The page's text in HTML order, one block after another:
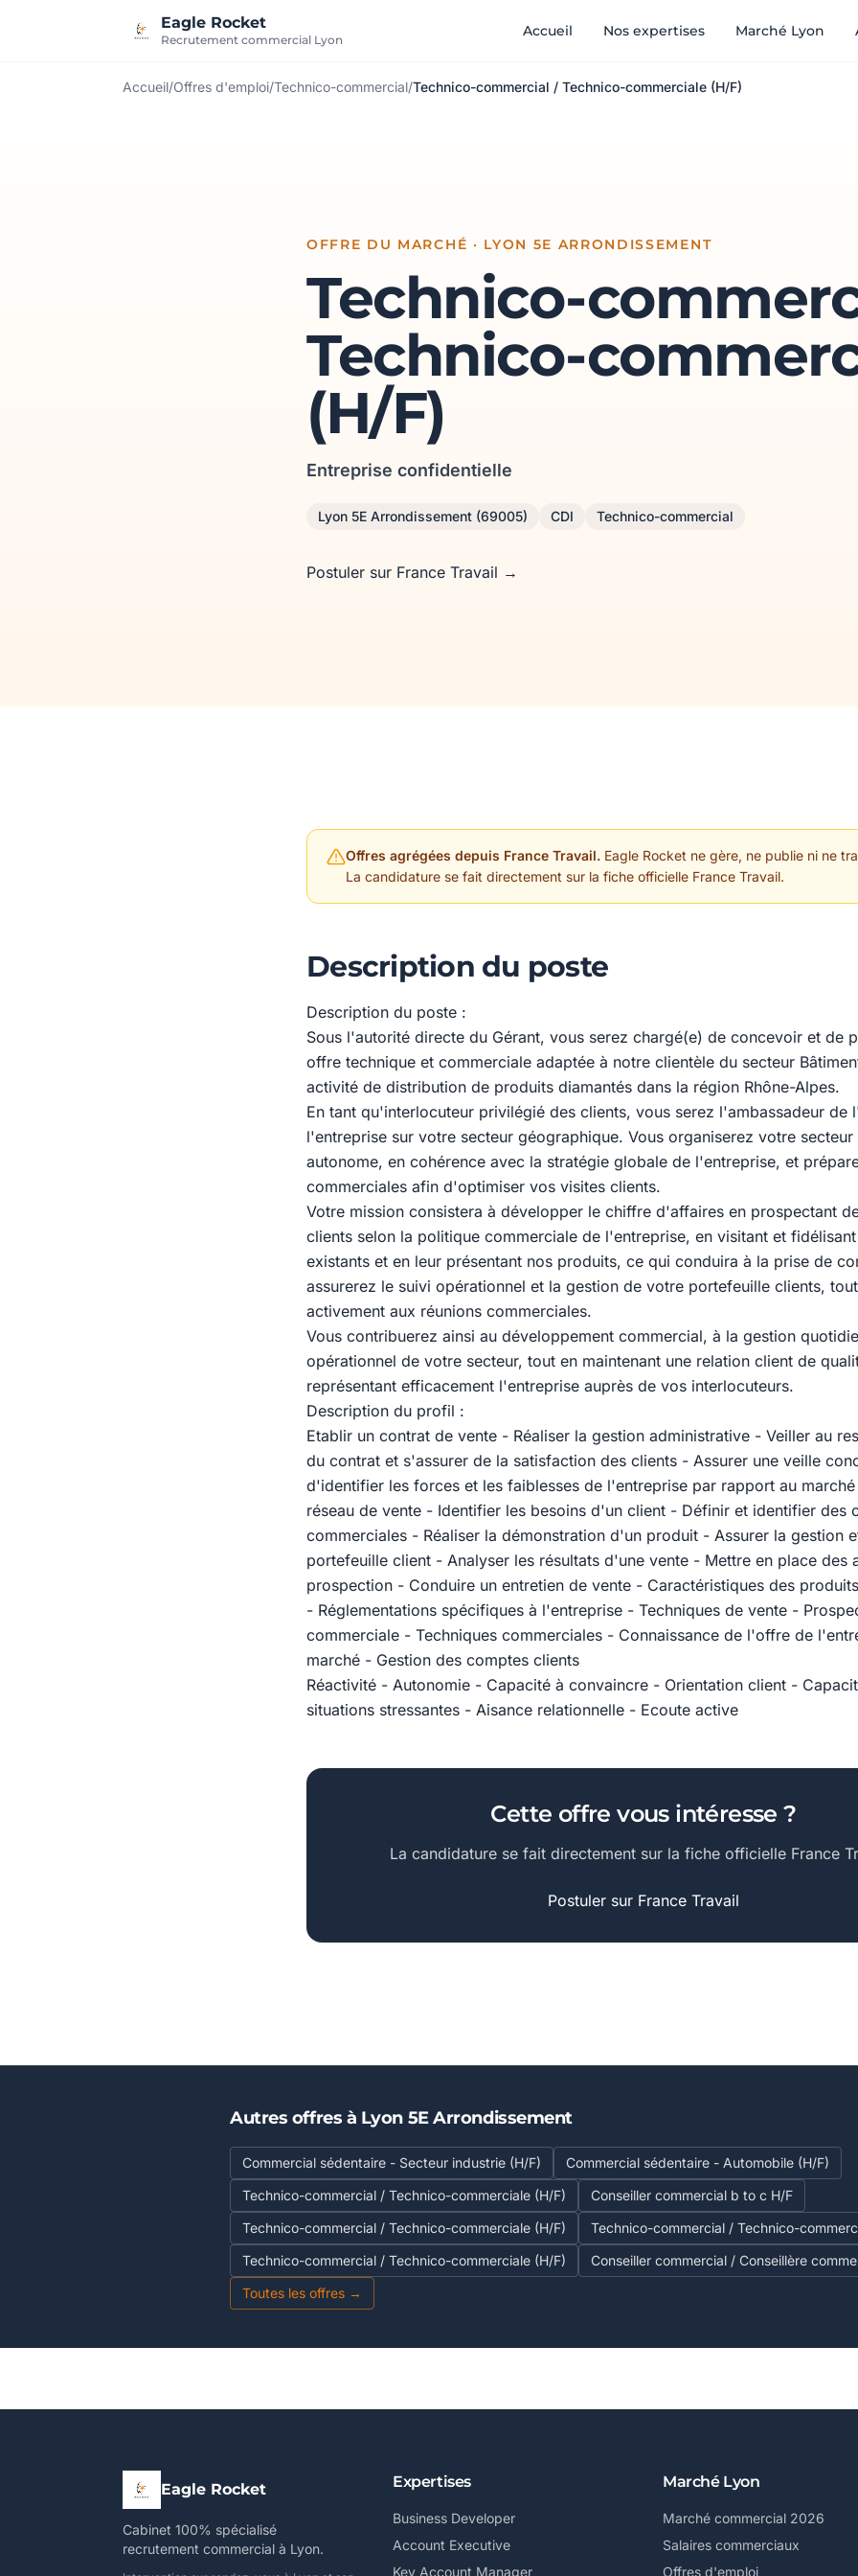
Eagle Rocket
Recrutement commercial Lyon
Accueil Nos expertises Marché Lyon
Accueil/Offres d'emploi/Technico-commercial/Technico-commercial / Technico-commerciale (H/F)
OFFRE DU MARCHÉ · LYON 5E ARRONDISSEMENT
Technico-
Technico-
(H/F)
Entreprise confidentielle
Lyon 5E Arrondissement (69005) CDI Technico-commercial
Postuler sur France Travail →
Offres agrégées depuis France Travail. Eagle Rocket ne gère, ne publie ni ne
La candidature se fait directement sur la fiche officielle France Travail.
Description du poste
Description du poste :
Sous l'autorité directe du Gérant, vous serez chargé(e) de concevoir et de
offre technique et commerciale adaptée à notre clientèle du secteur
activité de distribution de produits diamantés dans la région Rhône-Alpes.
En tant qu'interlocuteur privilégié des clients, vous serez l'ambassadeur de
l'entreprise sur votre secteur géographique. Vous organiserez votre secteur
autonome, en cohérence avec la stratégie globale de l'entreprise, et
commerciales afin d'optimiser vos visites clients.
Votre mission consistera à développer le chiffre d'affaires en prospectant
clients selon la politique commerciale de l'entreprise, en visitant et
existants et en leur présentant nos produits, ce qui conduira à la prise de
assurerez le suivi opérationnel et la gestion de votre portefeuille clients,
activement aux réunions commerciales.
Vous contribuerez ainsi au développement commercial, à la gestion
opérationnel de votre secteur, tout en maintenant une relation client de
représentant efficacement l'entreprise auprès de vos interlocuteurs.
Description du profil :
Etablir un contrat de vente - Réaliser la gestion administrative - Veiller au
du contrat et s'assurer de la satisfaction des clients - Assurer une veille
d'identifier les forces et les faiblesses de l'entreprise par rapport au
réseau de vente - Identifier les besoins d'un client - Définir et identifier des
commerciales - Réaliser la démonstration d'un produit - Assurer la gestion
portefeuille client - Analyser les résultats d'une vente - Mettre en place des
prospection - Conduire un entretien de vente - Caractéristiques des
- Réglementations spécifiques à l'entreprise - Techniques de vente -
commerciale - Techniques commerciales - Connaissance de l'offre de
marché - Gestion des comptes clients
Réactivité - Autonomie - Capacité à convaincre - Orientation client -
situations stressantes - Aisance relationnelle - Ecoute active
Cette offre vous intéresse ?
La candidature se fait directement sur la fiche officielle France
Postuler sur France Travail
Autres offres à Lyon 5E Arrondissement
Commercial sédentaire - Secteur industrie (H/F)
Commercial sédentaire - Automobile (H/F)
Technico-commercial / Technico-commerciale (H/F)
Conseiller commercial b to c H/F
Technico-commercial / Technico-commerciale (H/F)
Technico-commercial / Technico-
Technico-commercial / Technico-commerciale (H/F)
Conseiller commercial / Conseillère
Toutes les offres →
Eagle Rocket
Cabinet 100% spécialisé
recrutement commercial à Lyon.
Expertises
Business Developer
Account Executive
Key Account Manager
Marché Lyon
Marché commercial 2026
Salaires commerciaux
Offres d'emploi